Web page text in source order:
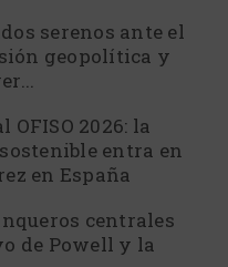
serenos ante el
geopolítica y
2026: la
entra en
en España
centrales
de Powell y la